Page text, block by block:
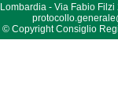
- Via Fabio Filzi
© Copyright Consiglio